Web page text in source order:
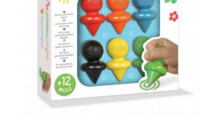
être
choisies
sur
la
page
du
produit